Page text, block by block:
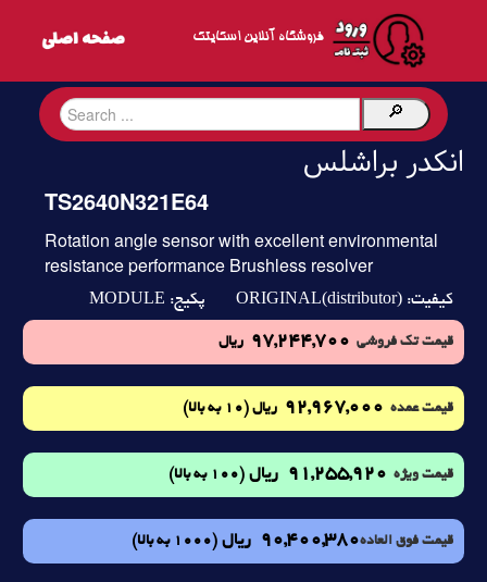
فروشگاه آنلاین اسکایتک
انکدر براشلس
TS2640N321E64
Rotation angle sensor with excellent environmental
resistance performance Brushless resolver
کیفیت: ORIGINAL(distributor) پکیج: MODULE
قیمت تک فروشی 97,244,700 ریال
قیمت عمده 92,967,000 ریال (10 به بالا)
قیمت ویژه 91,255,920 ریال (100 به بالا)
قیمت فوق العاده90,400,380 ریال (1000 به بالا)